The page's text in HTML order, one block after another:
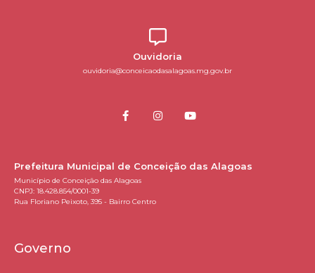
Ouvidoria
ouvidoria@conceicaodasalagoas.mg.gov.br
Prefeitura Municipal de Conceição das Alagoas
Município de Conceição das Alagoas
CNPJ: 18.428.854/0001-39
Rua Floriano Peixoto, 395 - Bairro Centro
Governo